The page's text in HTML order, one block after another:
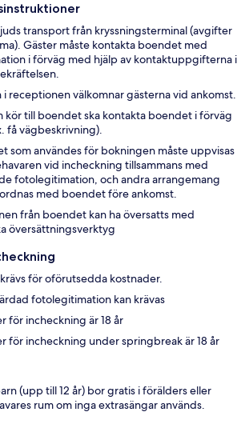
transport från kryssningsterminal (avgifter
Gäster måste kontakta boendet med
i förväg med hjälp av kontaktuppgifterna i
i receptionen välkomnar gästerna vid ankomst.
kör till boendet ska kontakta boendet i förväg
få vägbeskrivning).
som användes för bokningen måste uppvisas
vid incheckning tillsammans med
fotolegitimation, och andra arrangemang
med boendet före ankomst.
från boendet kan ha översatts med
översättningsverktyg
för oförutsedda kostnader.
fotolegitimation kan krävas
för incheckning är 18 år
för incheckning under springbreak är 18 år
(upp till 12 år) bor gratis i förälders eller
rum om inga extrasängar används.